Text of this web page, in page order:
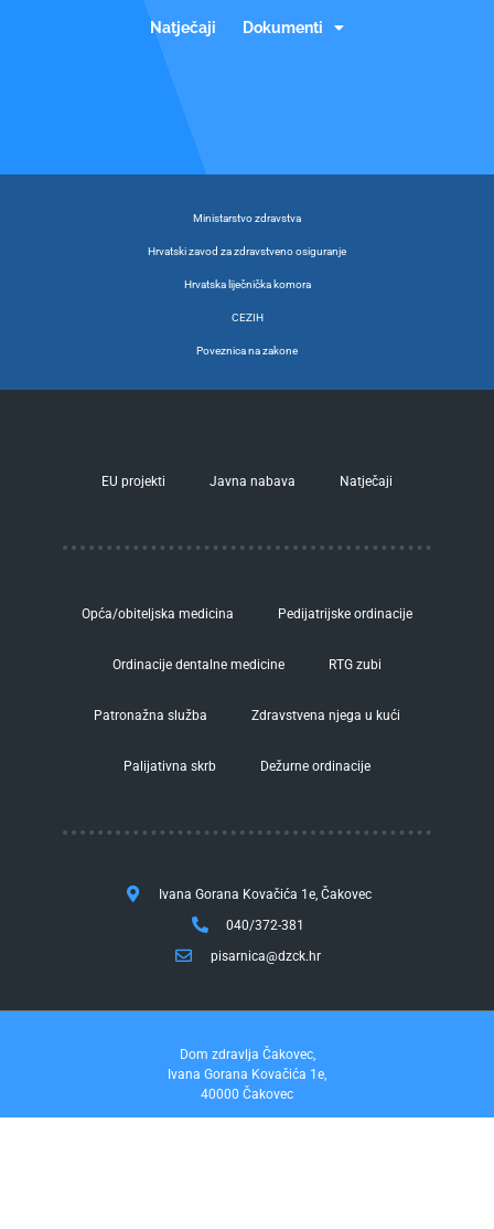
Natječaji Dokumenti
Ministarstvo zdravstva
Hrvatski zavod za zdravstveno osiguranje
Hrvatska liječnička komora
CEZIH
Poveznica na zakone
EU projekti Javna nabava Natječaji
Opća/obiteljska medicina Pedijatrijske ordinacije
Ordinacije dentalne medicine RTG zubi
Patronažna služba Zdravstvena njega u kući
Palijativna skrb Dežurne ordinacije
Ivana Gorana Kovačića 1e, Čakovec
040/372-381
pisarnica@dzck.hr
Dom zdravlja Čakovec,
Ivana Gorana Kovačića 1e,
40000 Čakovec